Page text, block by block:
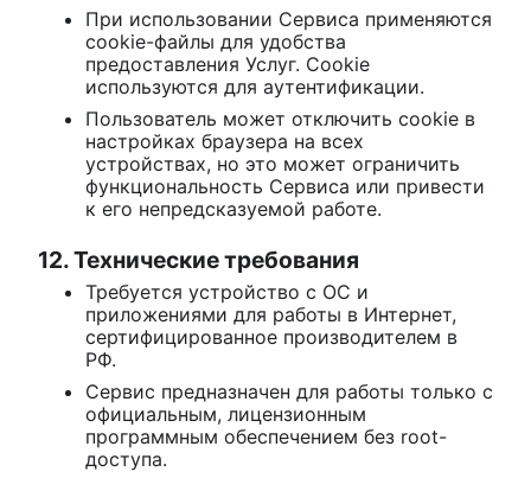
При использовании Сервиса применяются
cookie-файлы для удобства
предоставления Услуг. Cookie
используются для аутентификации.
Пользователь может отключить cookie в
настройках браузера на всех
устройствах, но это может ограничить
функциональность Сервиса или привести
к его непредсказуемой работе.
12. Технические требования
Требуется устройство с ОС и
приложениями для работы в Интернет,
сертифицированное производителем в
РФ.
Сервис предназначен для работы только с
официальным, лицензионным
программным обеспечением без root-
доступа.